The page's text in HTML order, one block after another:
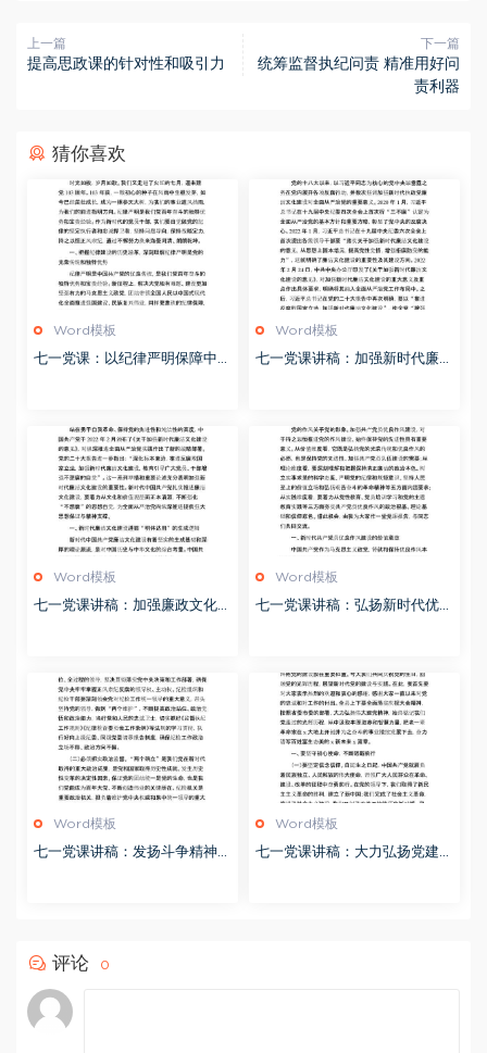
上一篇
提高思政课的针对性和吸引力
下一篇
统筹监督执纪问责 精准用好问
责利器
猜你喜欢
Word模板
七一党课：以纪律严明保障中国
Word模板
七一党课讲稿：加强新时代廉洁
Word模板
七一党课讲稿：加强廉政文化建
Word模板
七一党课讲稿：弘扬新时代优良
Word模板
七一党课讲稿：发扬斗争精神
Word模板
七一党课讲稿：大力弘扬党建精
评论 0